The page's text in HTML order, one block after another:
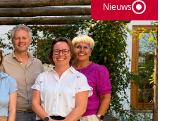
Nieuws